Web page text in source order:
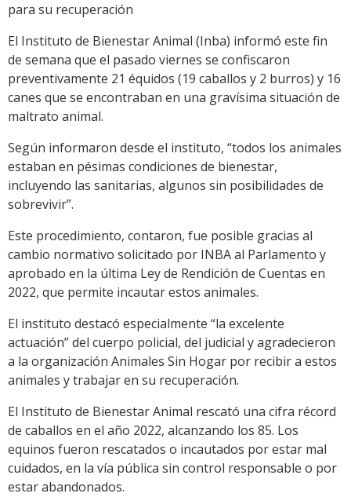
para su recuperación
El Instituto de Bienestar Animal (Inba) informó este fin
de semana que el pasado viernes se confiscaron
preventivamente 21 équidos (19 caballos y 2 burros) y 16
canes que se encontraban en una gravísima situación de
maltrato animal.
Según informaron desde el instituto, “todos los animales
estaban en pésimas condiciones de bienestar,
incluyendo las sanitarias, algunos sin posibilidades de
sobrevivir”.
Este procedimiento, contaron, fue posible gracias al
cambio normativo solicitado por INBA al Parlamento y
aprobado en la última Ley de Rendición de Cuentas en
2022, que permite incautar estos animales.
El instituto destacó especialmente “la excelente
actuación” del cuerpo policial, del judicial y agradecieron
a la organización Animales Sin Hogar por recibir a estos
animales y trabajar en su recuperación.
El Instituto de Bienestar Animal rescató una cifra récord
de caballos en el año 2022, alcanzando los 85. Los
equinos fueron rescatados o incautados por estar mal
cuidados, en la vía pública sin control responsable o por
estar abandonados.